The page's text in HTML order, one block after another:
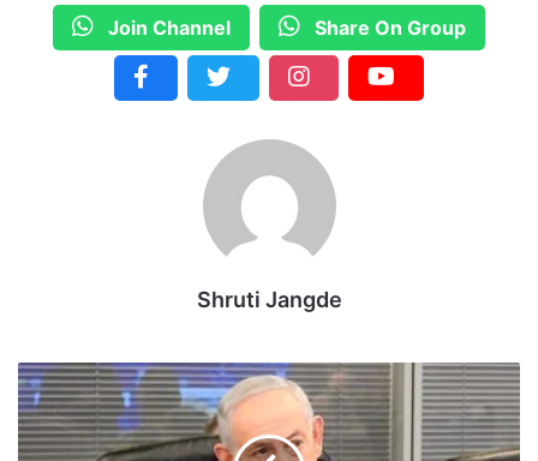
Join Channel Share On Group
Shruti Jangde
ले
ब
ना
न